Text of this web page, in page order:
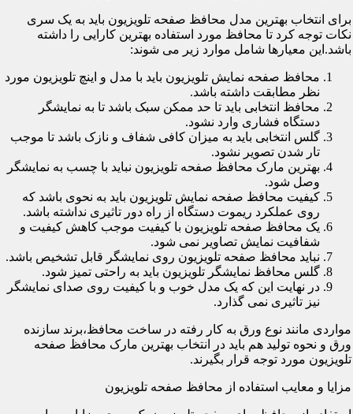
برای انتخاب بهترین مدل محافظ صفحه تلویزیون باید به یک سری
نکات توجه کرد تا محافظ مورد استفاده بهترین کارایی را داشته
باشد.این معیارها شامل موارد زیر می شوند:
محافظ صفحه نمایش تلویزیون باید با مدل و اینچ تلویزیون مورد
نظر مطابقت داشته باشد.
محافظ انتخابی باید تا حد ممکن سبک باشد تا به نمایشگر
دستگاه فشاری وارد نشود.
گلس انتخابی باید به میزان کافی شفاف و نازک باشد تا موجب
تار شدن تصویر نشود.
بهترین مارک محافظ صفحه تلویزیون نباید با چسب به نمایشگر
وصل شود.
کیفیت محافظ صفحه نمایش تلویزیون باید به نحوی باشد که
روی عملکرد ریموت دستگاه از راه دور تاثیری نداشته باشد.
یک محافظ صفحه تلویزیون با کیفیت موجب کاهش کیفیت و
شفافیت نمایش تصاویر نمی شود.
نباید محافظ صفحه تلویزیون روی نمایشگر قابل تشخیص باشد.
گلس محافظ نمایشگر تلویزیون باید به راحتی تمیز شود.
در نهایت این که یک مدل خوب و با کیفیت روی صدای نمایشگر
نیز تاثیری نمی گذارد.
مواردی مانند نوع ورق به کار رفته در ساخت محافظ،برند سازنده
ورق و نحوه تولید هم باید در انتخاب بهترین مارک محافظ صفحه
تلویزیون مورد توجه قرار بگیرند.
مزایا و معایب استفاده از محافظ صفحه تلویزیون